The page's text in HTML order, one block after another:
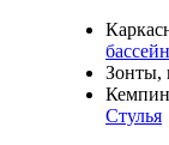
Зонты,
Стулья